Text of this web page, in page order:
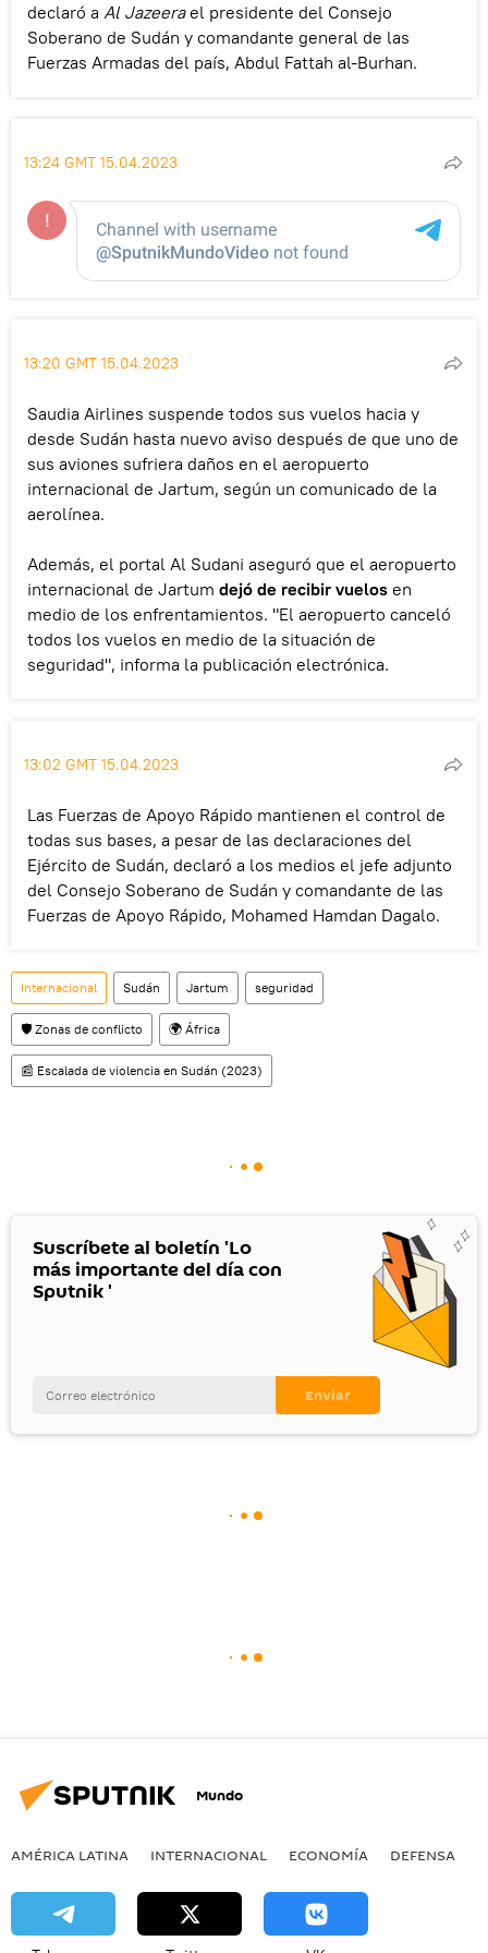
declaró a Al Jazeerael presidente del Consejo
Soberano de Sudán y comandante general de las
Fuerzas Armadas del país, Abdul Fattah al-Burhan.
13:24 GMT 15.04.2023
13:20 GMT 15.04.2023
Saudia Airlines suspende todos sus vuelos hacia y
desde Sudán hasta nuevo aviso después de que uno de
sus aviones sufriera daños en el aeropuerto
internacional de Jartum, según un comunicado de la
aerolínea.
Además, el portal Al Sudani aseguró que el aeropuerto
internacional de Jartum dejó de recibir vuelos en
medio de los enfrentamientos. "El aeropuerto canceló
todos los vuelos en medio de la situación de
seguridad", informa la publicación electrónica.
13:02 GMT 15.04.2023
Las Fuerzas de Apoyo Rápido mantienen el control de
todas sus bases, a pesar de las declaraciones del
Ejército de Sudán, declaró a los medios el jefe adjunto
del Consejo Soberano de Sudán y comandante de las
Fuerzas de Apoyo Rápido, Mohamed Hamdan Dagalo.
Internacional Sudán Jartum seguridad
🛡️ Zonas de conflicto 🌍 África
📰 Escalada de violencia en Sudán (2023)
Suscríbete al boletín 'Lo
más importante del día con
Sputnik '
Mundo
AMÉRICA LATINA INTERNACIONAL ECONOMÍA DEFENSA